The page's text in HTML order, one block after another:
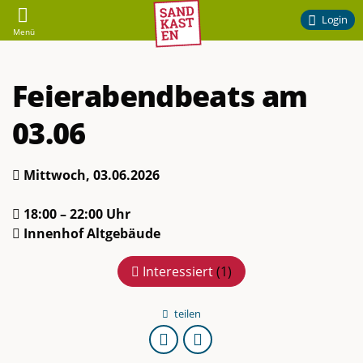
Sandkasten
Ehrenamtliches
Engagement
am
Campus
Menü
Login
Feierabendbeats am
03.06
Mittwoch, 03.06.2026
18:00 – 22:00 Uhr
Innenhof Altgebäude
Interessiert(1)
teilen
URL